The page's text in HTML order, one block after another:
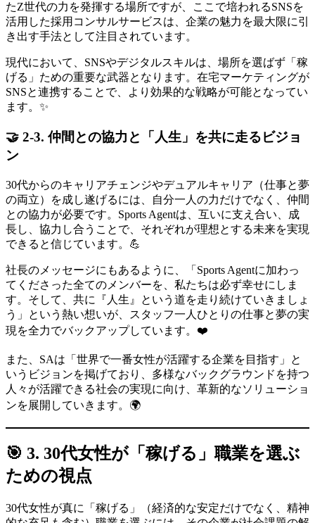
たZ世代の力を発揮する場所ですが、ここで培われるSNSを
活用した採用コンサルサービスは、企業の魅力を最大限に引
き出す手法として注目されています。
現代において、SNSやデジタルスキルは、場所を選ばず「稼
げる」ための重要な武器となります。在宅マーケティングが
SNSと連携することで、より効果的な戦略が可能となってい
ます。✨
🤝 2-3. 仲間との協力と「人生」を共に走るビジョ
ン
30代からのキャリアチェンジやデュアルキャリア（仕事と夢
の両立）を成し遂げるには、自分一人の力だけでなく、仲間
との協力が必要です。Sports Agentは、互いに支え合い、成
長し、協力し合うことで、それぞれが理想とする未来を実現
できると信じています。💪
社長のメッセージにもあるように、「Sports Agentに加わっ
てくださった全てのメンバーを、私たちは必ず幸せにしま
す。そして、共に『人生』という道を走り続けていきましょ
う」という熱い想いが、スタッフ一人ひとりの仕事と夢の実
現を全力でバックアップしています。❤️
また、SAは「世界で一番女性が活躍する企業を目指す」と
いうビジョンを掲げており、多様なバックグラウンドを持つ
人々が活躍できる社会の実現に向け、革新的なソリューショ
ンを展開していきます。🌍
🎯 3. 30代女性が「稼げる」職業を選ぶ
ための視点
30代女性が真に「稼げる」（経済的な安定だけでなく、精神